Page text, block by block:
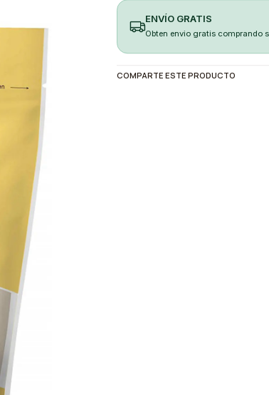
ENVÍO GRATIS
Obten envio gratis comprando
COMPARTE ESTE PRODUCTO